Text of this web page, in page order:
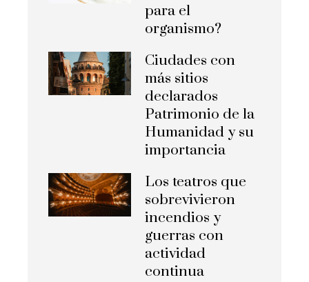
para el
organismo?
Ciudades con
más sitios
declarados
Patrimonio de la
Humanidad y su
importancia
Los teatros que
sobrevivieron
incendios y
guerras con
actividad
continua